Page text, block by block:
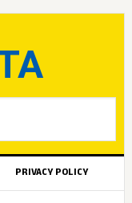
PRIVACY POLICY